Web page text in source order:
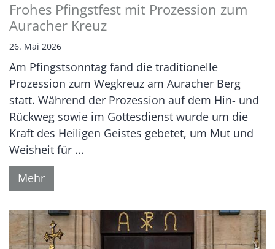
Frohes Pfingstfest mit Prozession zum
Auracher Kreuz
26. Mai 2026
Am Pfingstsonntag fand die traditionelle
Prozession zum Wegkreuz am Auracher Berg
statt. Während der Prozession auf dem Hin- und
Rückweg sowie im Gottesdienst wurde um die
Kraft des Heiligen Geistes gebetet, um Mut und
Weisheit für ...
Mehr